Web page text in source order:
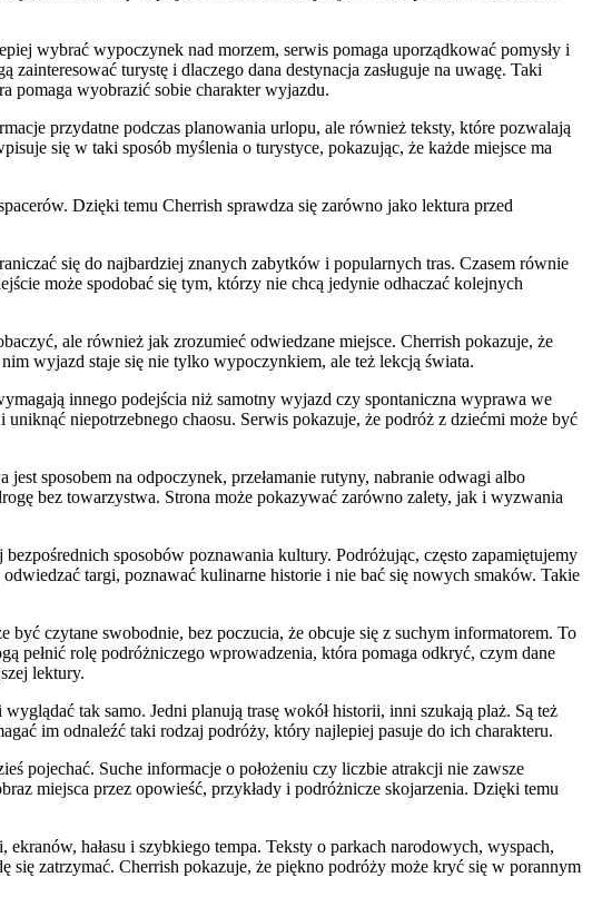
wybrać wypoczynek nad morzem, serwis pomaga uporządkować pomysły i
turystę i dlaczego dana destynacja zasługuje na uwagę. Taki
pomaga wyobrazić sobie charakter wyjazdu.
przydatne podczas planowania urlopu, ale również teksty, które pozwalają
się w taki sposób myślenia o turystyce, pokazując, że każde miejsce ma
Dzięki temu Cherrish sprawdza się zarówno jako lektura przed
się do najbardziej znanych zabytków i popularnych tras. Czasem równie
może spodobać się tym, którzy nie chcą jedynie odhaczać kolejnych
ale również jak zrozumieć odwiedzane miejsce. Cherrish pokazuje, że
wyjazd staje się nie tylko wypoczynkiem, ale też lekcją świata.
innego podejścia niż samotny wyjazd czy spontaniczna wyprawa we
niepotrzebnego chaosu. Serwis pokazuje, że podróż z dziećmi może być
sposobem na odpoczynek, przełamanie rutyny, nabranie odwagi albo
bez towarzystwa. Strona może pokazywać zarówno zalety, jak i wyzwania
sposobów poznawania kultury. Podróżując, często zapamiętujemy
targi, poznawać kulinarne historie i nie bać się nowych smaków. Takie
czytane swobodnie, bez poczucia, że obcuje się z suchym informatorem. To
pełnić rolę podróżniczego wprowadzenia, która pomaga odkryć, czym dane
lektury.
tak samo. Jedni planują trasę wokół historii, inni szukają plaż. Są też
im odnaleźć taki rodzaj podróży, który najlepiej pasuje do ich charakteru.
pojechać. Suche informacje o położeniu czy liczbie atrakcji nie zawsze
miejsca przez opowieść, przykłady i podróżnicze skojarzenia. Dzięki temu
hałasu i szybkiego tempa. Teksty o parkach narodowych, wyspach,
zatrzymać. Cherrish pokazuje, że piękno podróży może kryć się w porannym